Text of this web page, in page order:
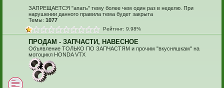
ЗАПРЕЩАЕТСЯ "апать" тему более чем один раз в неделю. При
нарушении данного правила тема будет закрыта
Темы: 1077
Рейтинг: 9.98%
ПРОДАМ - ЗАПЧАСТИ, НАВЕСНОЕ
Объявление ТОЛЬКО ПО ЗАПЧАСТЯМ и прочим "вкусняшкам" на
мотоцикл HONDA VTX